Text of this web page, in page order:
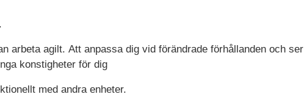
arbeta agilt. Att anpassa dig vid förändrade förhållanden och ser
konstigheter för dig
med andra enheter.